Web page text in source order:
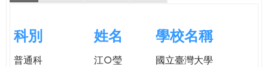
e
科別 姓名 學校名稱
普通科 江○瑩
國立臺灣大學